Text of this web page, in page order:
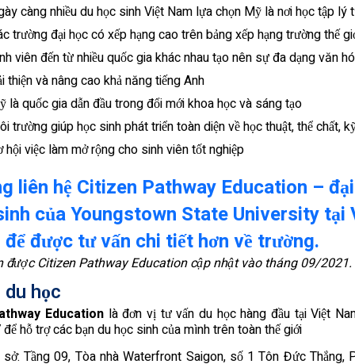
càng nhiều du học sinh Việt Nam lựa chọn Mỹ là nơi học tập lý
trường đại học có xếp hạng cao trên bảng xếp hạng trường thế
viên đến từ nhiều quốc gia khác nhau tạo nên sự đa dạng văn
thiện và nâng cao khả năng tiếng Anh
là quốc gia dẫn đầu trong đổi mới khoa học và sáng tạo
trường giúp học sinh phát triển toàn diện về học thuật, thể chất,
hội việc làm mở rộng cho sinh viên tốt nghiệp
liên hệ Citizen Pathway Education –
của Youngstown State University tại
được tư vấn chi tiết hơn về trường.
được Citizen Pathway Education cập nhật vào tháng 09/2021.
học
Education là đơn vị tư vấn du học hàng đầu tại Việt
hỗ trợ các bạn du học sinh của mình trên toàn thế giới
sở: Tầng 09, Tòa nhà Waterfront Saigon, số 1 Tôn Đức Thắng,